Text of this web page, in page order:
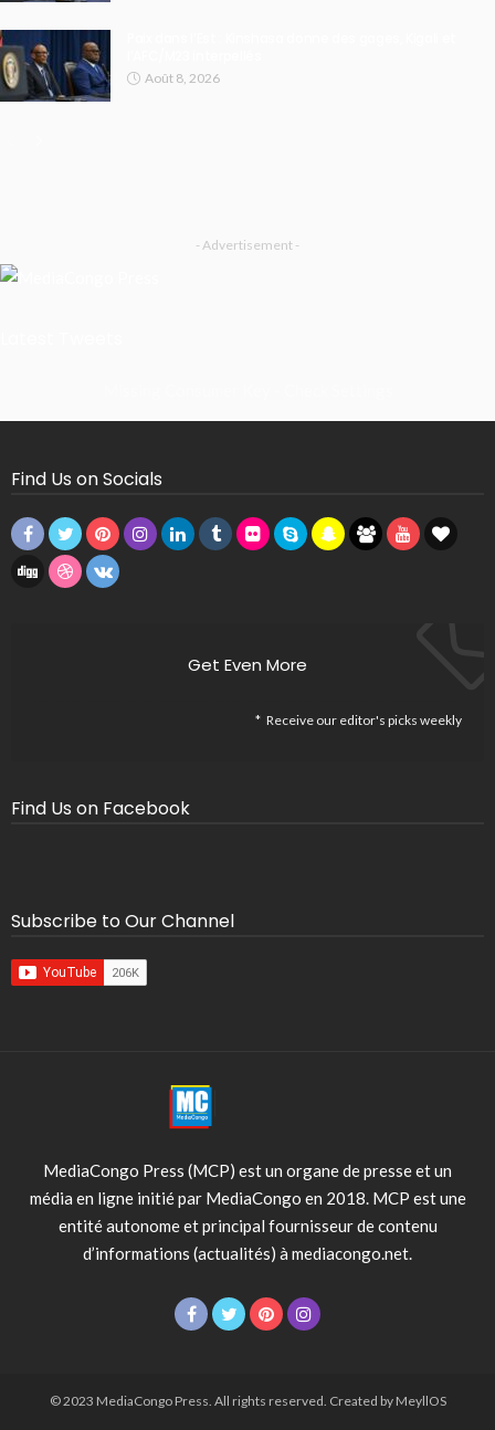
Août 8, 2026
- Advertisement -
Find Us on Socials
Get Even More
Receive our editor's picks weekly
Find Us on Facebook
Subscribe to Our Channel
MediaCongo Press (MCP) est un organe de presse et un
média en ligne initié par MediaCongo en 2018. MCP est une
entité autonome et principal fournisseur de contenu
d’informations (actualités) à mediacongo.net.
© 2023 MediaCongo Press. All rights reserved. Created by MeyllOS